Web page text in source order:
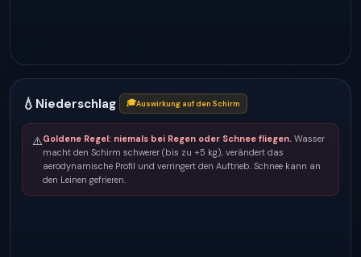
💧 Niederschlag 🎓Auswirkung auf den Schirm
⚠️Goldene Regel: niemals bei Regen oder Schnee fliegen. Wasser
macht den Schirm schwerer (bis zu +5 kg), verändert das
aerodynamische Profil und verringert den Auftrieb. Schnee kann an
den Leinen gefrieren.